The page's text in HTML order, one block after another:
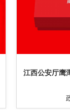
江西公安厅鹰